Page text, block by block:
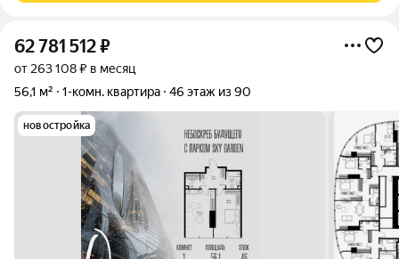
62 781 512₽
от 263 108 ₽ в месяц
56,1 м²
1-комн. квартира 46 этаж из 90
новостройка